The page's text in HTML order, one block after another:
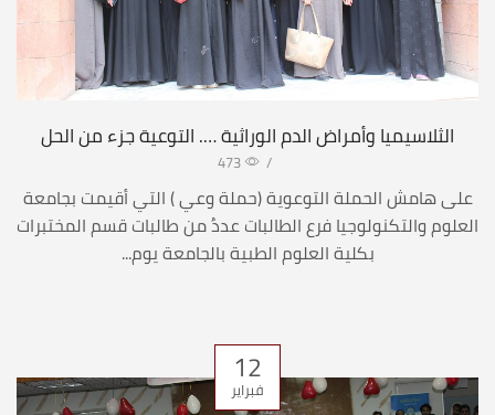
الثلاسيميا وأمراض الدم الوراثية …. التوعية جزء من الحل
/
473
على هامش الحملة التوعوية (حملة وعي ) التي أقيمت بجامعة
العلوم والتكنولوجيا فرع الطالبات عددُ من طالبات قسم المختبرات
بكلية العلوم الطبية بالجامعة يوم...
12
فبراير